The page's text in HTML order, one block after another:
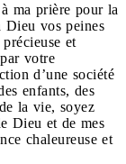
ma prière pour la
Dieu vos peines
et
votre
d’une société
enfants, des
la vie, soyez
Dieu et de mes
chaleureuse et